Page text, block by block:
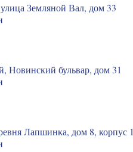
Земляной Вал, дом 33
Новинский бульвар, дом 31
Лапшинка, дом 8, корпус 1